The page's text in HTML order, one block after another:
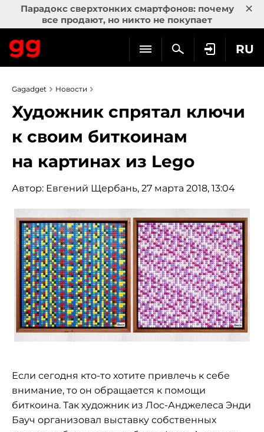
Парадокс сверхтонких смартфонов: почему
все продают, но никто не покупает
×
RU
Gagadget Новости
Художник спрятал ключи
к своим биткоинам
на картинах из Lego
Автор: Евгений Щербань, 27 марта 2018, 13:04
Если сегодня кто-то хотите привлечь к себе
внимание, то он обращается к помощи
биткоина. Так художник из Лос-Анджелеса Энди
Бауч организовал выставку собственных